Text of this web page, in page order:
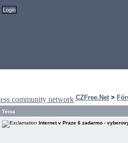
CZFree.Net >
Téma
Internet v Praze 6 zadarmo -